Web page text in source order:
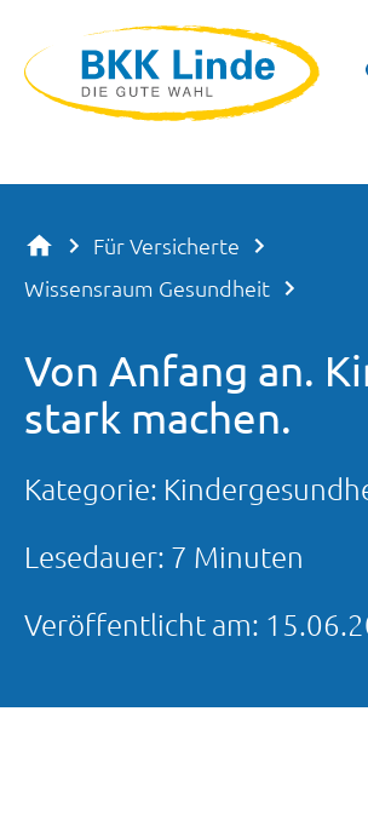
Für Versicherte
Wissensraum Gesundheit
Von Anfang an.
stark machen.
Kategorie:
Lesedauer: 7 Minuten
Veröffentlicht am: